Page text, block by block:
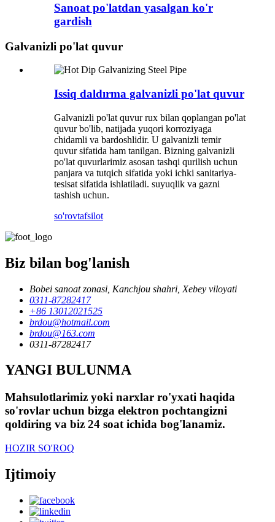
Sanoat po'latdan yasalgan ko'r
gardish
Galvanizli po'lat quvur
Issiq daldırma galvanizli po'lat quvur
Galvanizli po'lat quvur rux bilan qoplangan po'lat
quvur bo'lib, natijada yuqori korroziyaga
chidamli va bardoshlidir. U galvanizli temir
quvur sifatida ham tanilgan. Bizning galvanizli
po'lat quvurlarimiz asosan tashqi qurilish uchun
panjara va tutqich sifatida yoki ichki sanitariya-
tesisat sifatida ishlatiladi. suyuqlik va gazni
tashish uchun.
so'rovtafsilot
Biz bilan bog'lanish
Bobei sanoat zonasi, Kanchjou shahri, Xebey viloyati
0311-87282417
+86 13012021525
brdou@hotmail.com
brdou@163.com
0311-87282417
YANGI BULUNMA
Mahsulotlarimiz yoki narxlar ro'yxati haqida
so'rovlar uchun bizga elektron pochtangizni
qoldiring va biz 24 soat ichida bog'lanamiz.
HOZIR SO'ROQ
Ijtimoiy